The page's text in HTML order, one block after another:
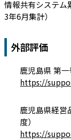
情報共有システム
3年6月集計）
外部評価
鹿児島県 第
https://
鹿児島県経営
度）
https://